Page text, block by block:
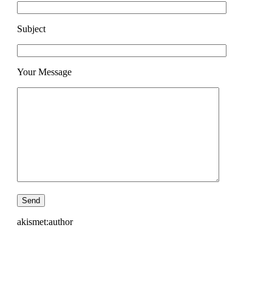
Subject
Your Message
akismet:author